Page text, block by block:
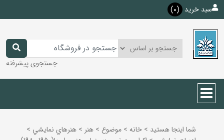
سبد خرید (0)
جستجوی پیشرفته
شما اینجا هستید > خانه > موضوع > هنر > هنرهاي نمايشي >